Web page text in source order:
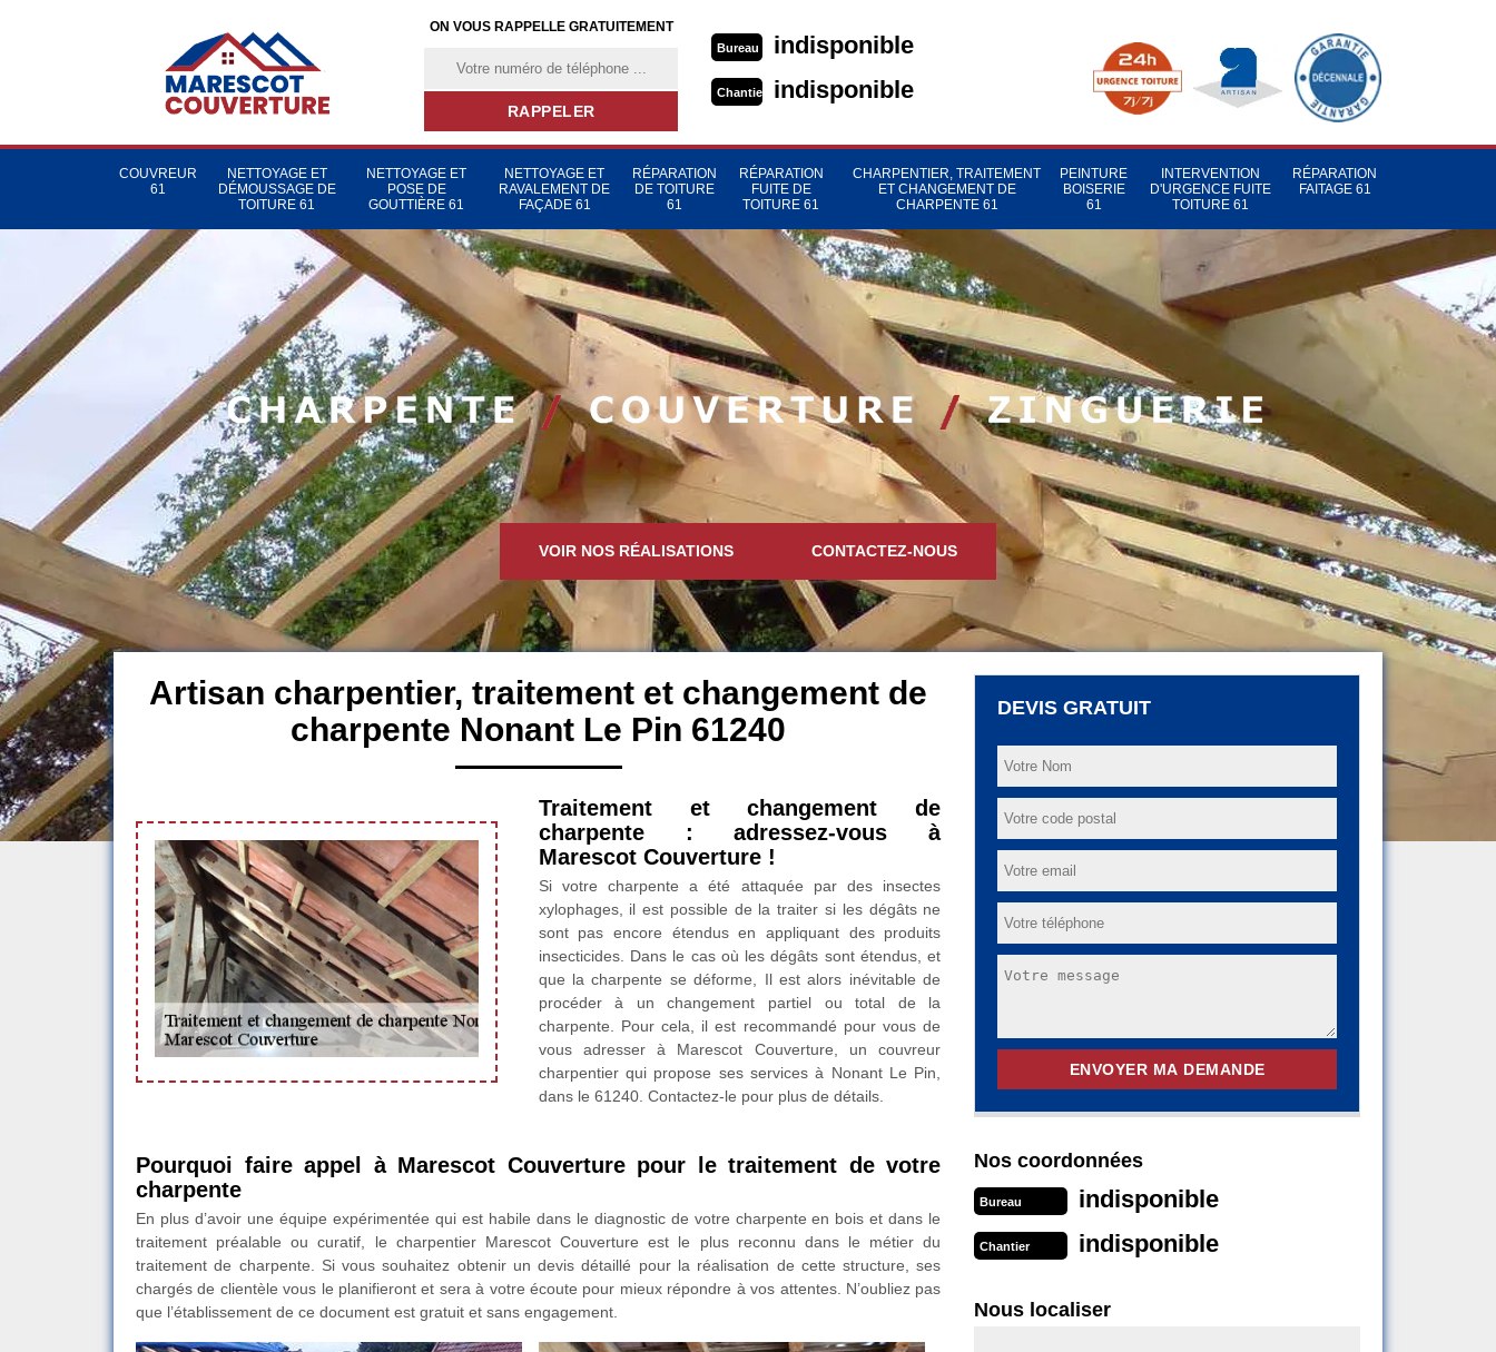
ON VOUS RAPPELLE GRATUITEMENT
Bureau indisponible
Chantier indisponible
COUVREUR
61
NETTOYAGE ET
DÉMOUSSAGE DE
TOITURE 61
NETTOYAGE ET
POSE DE
GOUTTIÈRE 61
NETTOYAGE ET
RAVALEMENT DE
FAÇADE 61
RÉPARATION
DE TOITURE
61
RÉPARATION
FUITE DE
TOITURE 61
CHARPENTIER, TRAITEMENT
ET CHANGEMENT DE
CHARPENTE 61
PEINTURE
BOISERIE
61
INTERVENTION
D'URGENCE FUITE
TOITURE 61
RÉPARATION
FAITAGE 61
VOIR NOS RÉALISATIONS CONTACTEZ-NOUS
Artisan charpentier, traitement et changement de
charpente Nonant Le Pin 61240
Traitement et changement de
charpente : adressez-vous à
Marescot Couverture !
Si votre charpente a été attaquée par des insectes
xylophages, il est possible de la traiter si les dégâts ne
sont pas encore étendus en appliquant des produits
insecticides. Dans le cas où les dégâts sont étendus, et
que la charpente se déforme, Il est alors inévitable de
procéder à un changement partiel ou total de la
charpente. Pour cela, il est recommandé pour vous de
vous adresser à Marescot Couverture, un couvreur
charpentier qui propose ses services à Nonant Le Pin,
dans le 61240. Contactez-le pour plus de détails.
Pourquoi faire appel à Marescot Couverture pour le traitement de votre
charpente
En plus d’avoir une équipe expérimentée qui est habile dans le diagnostic de votre charpente en bois et dans le
traitement préalable ou curatif, le charpentier Marescot Couverture est le plus reconnu dans le métier du
traitement de charpente. Si vous souhaitez obtenir un devis détaillé pour la réalisation de cette structure, ses
chargés de clientèle vous le planifieront et sera à votre écoute pour mieux répondre à vos attentes. N’oubliez pas
que l’établissement de ce document est gratuit et sans engagement.
DEVIS GRATUIT
Nos coordonnées
Bureau indisponible
Chantier indisponible
Nous localiser